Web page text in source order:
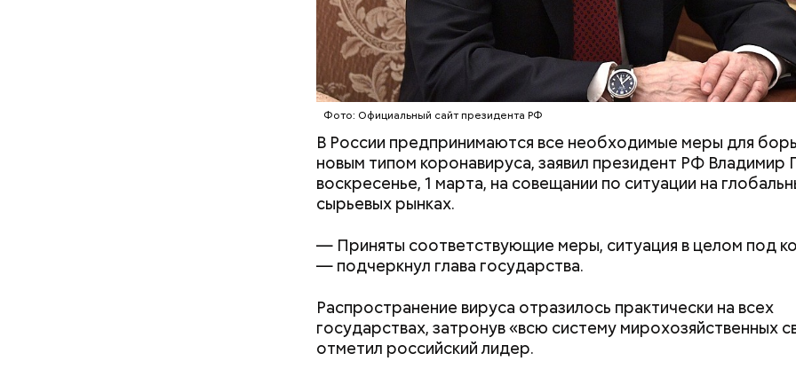
Фото: Официальный сайт президента РФ
В России предпринимаются все необходимые меры для
новым типом коронавируса, заявил президент РФ Владимир
воскресенье, 1 марта, на совещании по ситуации на
сырьевых рынках.
— Приняты соответствующие меры, ситуация в целом под
— подчеркнул глава государства.
Распространение вируса отразилось практически на всех
государствах, затронув «всю систему мирохозяйственных
отметил российский лидер.
Ряд историков, включаяДмитрия Володихина , полагает, что
года говорить о Конституции не приходилось.
21 января Мишустинпредставил Путину обновленный состав
правительства .